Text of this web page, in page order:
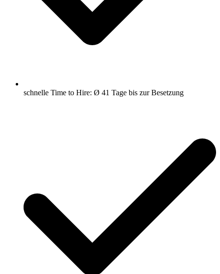
schnelle Time to Hire: Ø 41 Tage bis zur Besetzung